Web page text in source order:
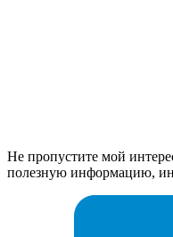
Не пропустите мой
полезную информацию,